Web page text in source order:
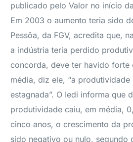
publicado pelo Valor no início
Em 2003 o aumento teria sido
Pessôa, da FGV, acredita que,
a indústria teria perdido
concorda, deve ter havido forte
média, diz ele, “a produtividade
estagnada”. O Iedi informa que
produtividade caiu, em média,
cinco anos, o crescimento da
sido negativo ou nulo, segundo